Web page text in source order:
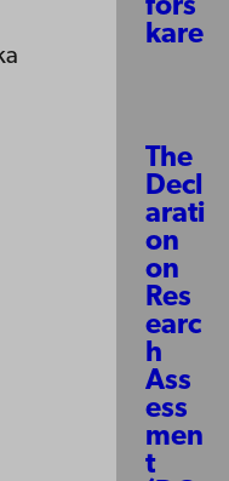
fors
kare
The
Decl
arati
on
on
Res
earc
h
Ass
ess
men
t